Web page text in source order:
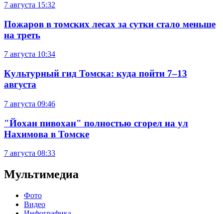
7 августа 15:32
Пожаров в томских лесах за сутки стало меньше
на треть
7 августа 10:34
Культурный гид Томска: куда пойти 7–13
августа
7 августа 09:46
"Йохан пивохан" полностью сгорел на ул
Нахимова в Томске
7 августа 08:33
Мультимедиа
Фото
Видео